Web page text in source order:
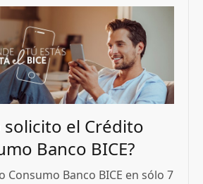
solicito el Crédito
Banco BICE?
Consumo Banco BICE en sólo 7